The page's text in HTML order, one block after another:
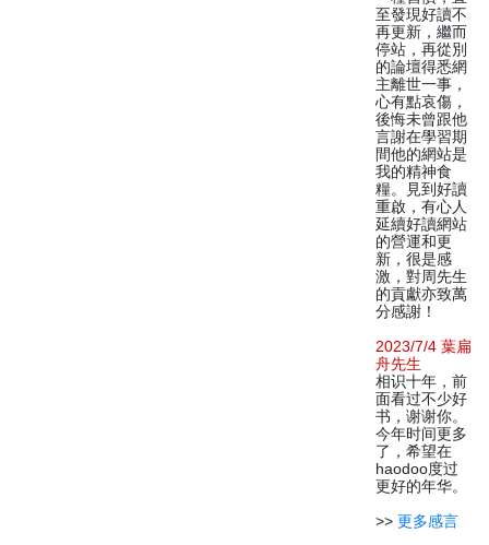
至發現好讀不
再更新，繼而
停站，再從別
的論壇得悉網
主離世一事，
心有點哀傷，
後悔未曾跟他
言謝在學習期
間他的網站是
我的精神食
糧。見到好讀
重啟，有心人
延續好讀網站
的營運和更
新，很是感
激，對周先生
的貢獻亦致萬
分感謝！
2023/7/4 葉扁
舟先生
相识十年，前
面看过不少好
书，谢谢你。
今年时间更多
了，希望在
haodoo度过
更好的年华。
>> 更多感言